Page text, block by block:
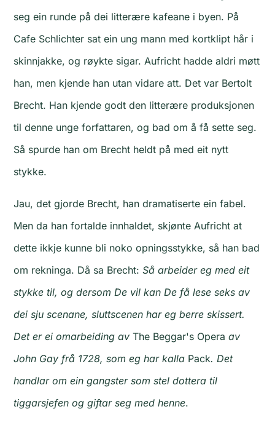
seg ein runde på dei litterære kafeane i byen. På
Cafe Schlichter sat ein ung mann med kortklipt hår i
skinnjakke, og røykte sigar. Aufricht hadde aldri møtt
han, men kjende han utan vidare att. Det var Bertolt
Brecht. Han kjende godt den litterære produksjonen
til denne unge forfattaren, og bad om å få sette seg.
Så spurde han om Brecht heldt på med eit nytt
stykke.
Jau, det gjorde Brecht, han dramatiserte ein fabel.
Men da han fortalde innhaldet, skjønte Aufricht at
dette ikkje kunne bli noko opningsstykke, så han bad
om rekninga. Då sa Brecht: Så arbeider eg med eit
stykke til, og dersom De vil kan De få lese seks av
dei sju scenane, sluttscenen har eg berre skissert.
Det er ei omarbeiding av The Beggar's Opera av
John Gay frå 1728, som eg har kalla Pack. Det
handlar om ein gangster som stel dottera til
tiggarsjefen og giftar seg med henne.